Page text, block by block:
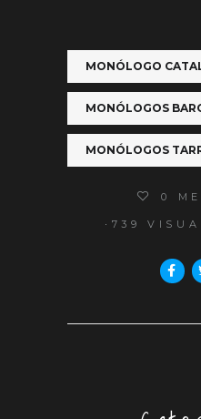
MONÓLOGO
MONÓLOGOS
MONÓLOGOS
0
739